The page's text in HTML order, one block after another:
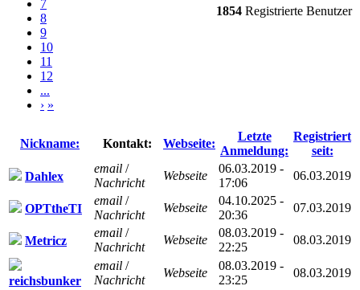
7
8
9
10
11
12
...
› »
1854 Registrierte Benutzer
Nickname: Kontakt: Webseite:
Letzte
Anmeldung:
Registriert
seit:
Dahlex
email /
Nachricht
Webseite
06.03.2019 -
17:06
06.03.2019
OPTtheTI
email /
Nachricht
Webseite
04.10.2025 -
20:36
07.03.2019
Metricz
email /
Nachricht
Webseite
08.03.2019 -
22:25
08.03.2019
reichsbunker
email /
Nachricht
Webseite
08.03.2019 -
23:25
08.03.2019